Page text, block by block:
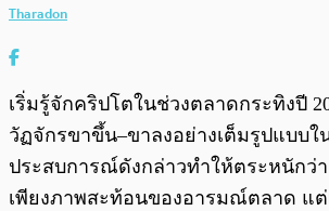
Tharadon
เริ่มรู้จักคริปโตในช่วงตลาดกระทิงปี
วัฏจักรขาขึ้น–ขาลงอย่างเต็มรูปแบบใน
ประสบการณ์ดังกล่าวทำให้ตระหนักว่า
เพียงภาพสะท้อนของอารมณ์ตลาด แต่